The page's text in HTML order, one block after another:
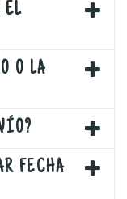
EL
O LA
FECHA